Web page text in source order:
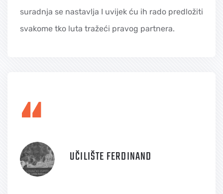
suradnja se nastavlja I uvijek ću ih rado predložiti
svakome tko luta tražeći pravog partnera.
“ UČILIŠTE FERDINAND